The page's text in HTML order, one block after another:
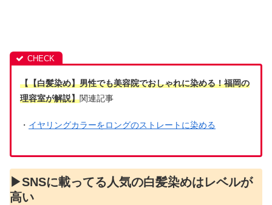
【【白髪染め】男性でも美容院でおしゃれに染める！福岡の
理容室が解説】関連記事
・ イヤリングカラーをロングのストレートに染める
▶︎SNSに載ってる人気の白髪染めはレベルが
高い